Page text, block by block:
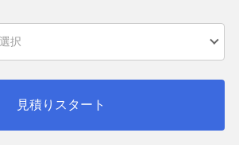
見積りスタート